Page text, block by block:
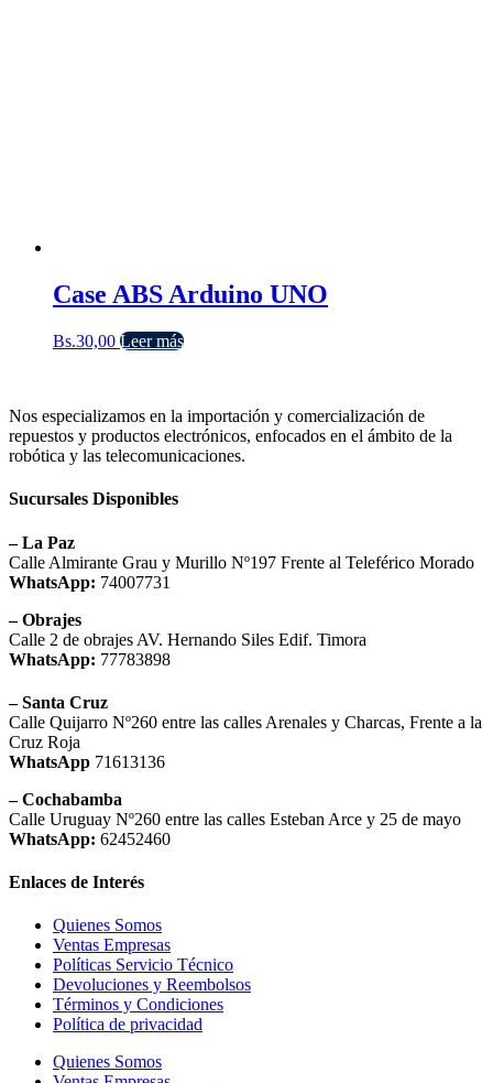
Case ABS Arduino UNO
Bs.30,00 Leer más
Nos especializamos en la importación y comercialización de
repuestos y productos electrónicos, enfocados en el ámbito de la
robótica y las telecomunicaciones.
Sucursales Disponibles
– La Paz
Calle Almirante Grau y Murillo Nº197 Frente al Teleférico Morado
WhatsApp: 74007731
– Obrajes
Calle 2 de obrajes AV. Hernando Siles Edif. Timora
WhatsApp: 77783898
– Santa Cruz
Calle Quijarro Nº260 entre las calles Arenales y Charcas, Frente a la
Cruz Roja
WhatsApp 71613136
– Cochabamba
Calle Uruguay Nº260 entre las calles Esteban Arce y 25 de mayo
WhatsApp: 62452460
Enlaces de Interés
Quienes Somos
Ventas Empresas
Políticas Servicio Técnico
Devoluciones y Reembolsos
Términos y Condiciones
Política de privacidad
Quienes Somos